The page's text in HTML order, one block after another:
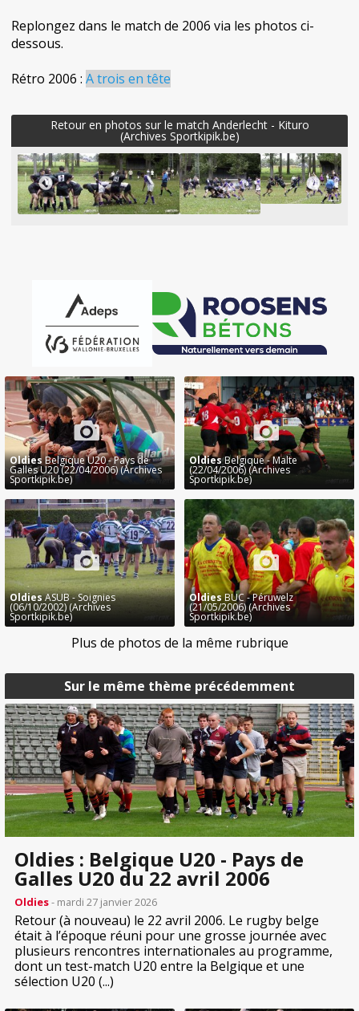
Replongez dans le match de 2006 via les photos ci-
dessous.
Rétro 2006 : A trois en tête
Retour en photos sur le match Anderlecht - Kituro
(Archives Sportkipik.be)
Sur le même thème précédemment
Oldies : Belgique U20 - Pays de
Galles U20 du 22 avril 2006
Oldies- mardi 27 janvier 2026
Retour (à nouveau) le 22 avril 2006. Le rugby belge
était à l’époque réuni pour une grosse journée avec
plusieurs rencontres internationales au programme,
dont un test-match U20 entre la Belgique et une
sélection U20 (...)
OldiesBelgique U20 - Pays de
Galles U20 (22/04/2006) (Archives
Sportkipik.be)
OldiesBelgique - Malte
(22/04/2006) (Archives
Sportkipik.be)
OldiesASUB - Soignies
(06/10/2002) (Archives
Sportkipik.be)
OldiesBUC - Péruwelz
(21/05/2006) (Archives
Sportkipik.be)
Plus de photos de la même rubrique